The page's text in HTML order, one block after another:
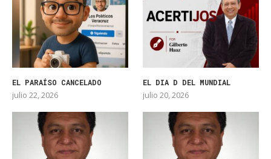
EL PARAÍSO CANCELADO
julio 22, 2026
EL DIA D DEL MUNDIAL
julio 20, 2026